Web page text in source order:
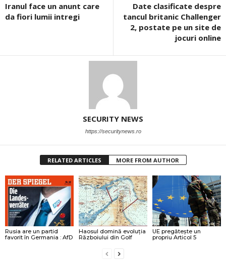
Iranul face un anunt care
da fiori lumii intregi
Date clasificate despre
tancul britanic Challenger
2, postate pe un site de
jocuri online
SECURITY NEWS
https://securitynews.ro
RELATED ARTICLES MORE FROM AUTHOR
Rusia are un partid
favorit în Germania : AfD
Haosul domină evoluția
Războiului din Golf
UE pregătește un
propriu Articol 5